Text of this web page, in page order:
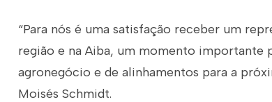
“Para nós é uma satisfação receber um
região e na Aiba, um momento importante
agronegócio e de alinhamentos para a
Moisés Schmidt.